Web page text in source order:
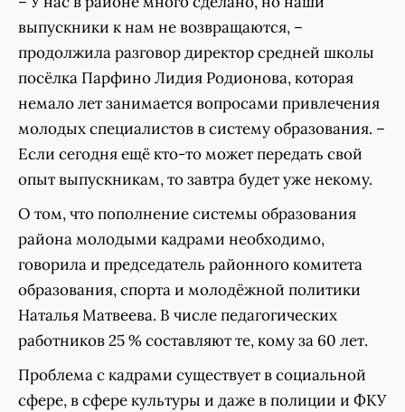
выпускники к нам не возвращаются, –
продолжила разговор директор средней школы
посёлка Парфино Лидия Родионова, которая
немало лет занимается вопросами привлечения
молодых специалистов в систему образования. –
Если сегодня ещё кто-то может передать свой
опыт выпускникам, то завтра будет уже некому.
О том, что пополнение системы образования
района молодыми кадрами необходимо,
говорила и председатель районного комитета
образования, спорта и молодёжной политики
Наталья Матвеева. В числе педагогических
работников 25 % составляют те, кому за 60 лет.
Проблема с кадрами существует в социальной
сфере, в сфере культуры и даже в полиции и ФКУ